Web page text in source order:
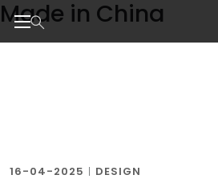
Skip
to
the
Made in China
16-04-2025 | DESIGN